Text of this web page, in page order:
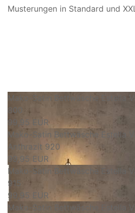
Musterungen in Standard und
Mako-Satin Bettwäsche Estella
800
99,95 EUR
Mako-Satin Bettwäsche Estella
Anthrazit 920
99,95 EUR
Mako-Satin Bettwäsche Estella
915
99,95 EUR
Mako-Satin Bettwäsche Estella